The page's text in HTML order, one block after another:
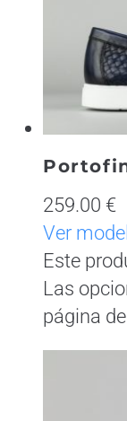
259.00 €
Ver
Este
Las
página